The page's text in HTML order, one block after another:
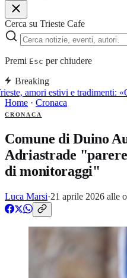
Cerca su Trieste Cafe
Premi Esc per chiudere
Breaking
amori estivi e tradimenti:
Home · Cronaca
CRONACA
Comune di Duino
Adriastrade
di monitoraggi"
Luca Marsi·21 aprile 2026 alle